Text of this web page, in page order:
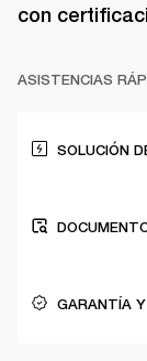
con
ASISTENCIAS
SOLUCIÓN
GARANTÍA